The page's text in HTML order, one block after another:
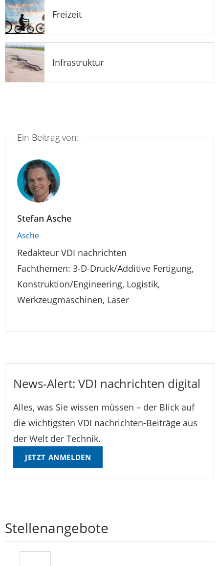
Freizeit
Infrastruktur
Ein Beitrag von:
Stefan Asche
Asche
Redakteur VDI nachrichten
Fachthemen: 3-D-Druck/Additive Fertigung,
Konstruktion/Engineering, Logistik,
Werkzeugmaschinen, Laser
News-Alert: VDI nachrichten digital
Alles, was Sie wissen müssen – der Blick auf
die wichtigsten VDI nachrichten-Beiträge aus
der Welt der Technik.
JETZT ANMELDEN
Stellenangebote